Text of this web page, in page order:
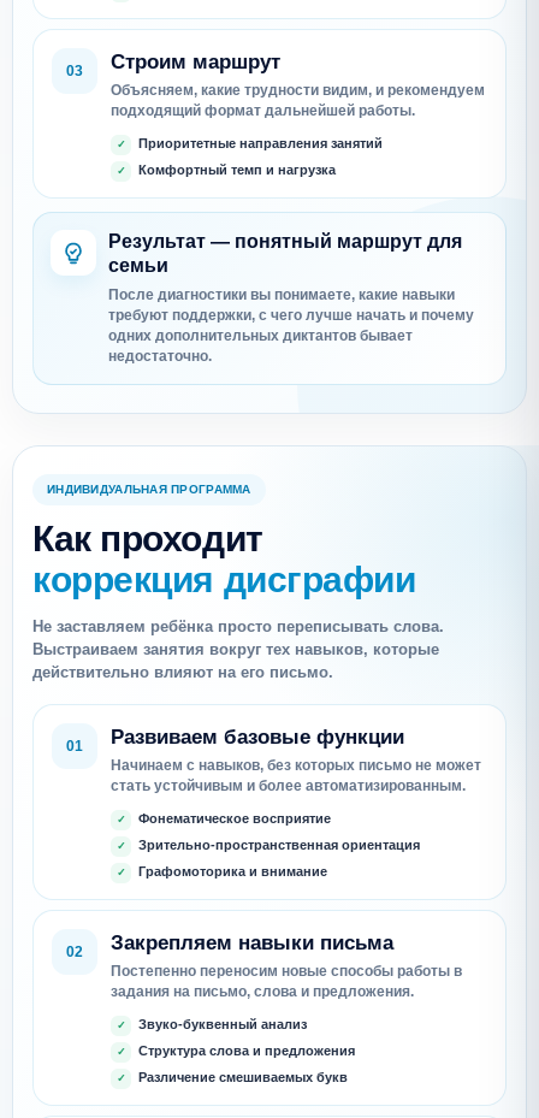
03 Строим маршрут
Объясняем, какие трудности видим, и рекомендуем
подходящий формат дальнейшей работы.
Приоритетные направления занятий
Комфортный темп и нагрузка
Результат — понятный маршрут для
семьи
После диагностики вы понимаете, какие навыки
требуют поддержки, с чего лучше начать и почему
одних дополнительных диктантов бывает
недостаточно.
ИНДИВИДУАЛЬНАЯ ПРОГРАММА
Как проходит
коррекция дисграфии
Не заставляем ребёнка просто переписывать слова.
Выстраиваем занятия вокруг тех навыков, которые
действительно влияют на его письмо.
01 Развиваем базовые функции
Начинаем с навыков, без которых письмо не может
стать устойчивым и более автоматизированным.
Фонематическое восприятие
Зрительно-пространственная ориентация
Графомоторика и внимание
02 Закрепляем навыки письма
Постепенно переносим новые способы работы в
задания на письмо, слова и предложения.
Звуко-буквенный анализ
Структура слова и предложения
Различение смешиваемых букв